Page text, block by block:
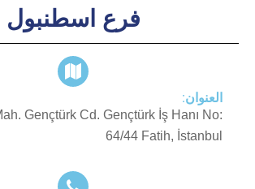
فرع اسطنبول
العنوان:
Gençtürk Cd. Gençtürk İş Hanı No:
64/44 Fatih, İstanbul